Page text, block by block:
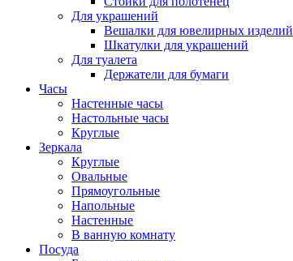
Для украшений
Вешалки для ювелирных изделий
Шкатулки для украшений
Для туалета
Держатели для бумаги
Часы
Настенные часы
Настольные часы
Круглые
Зеркала
Круглые
Овальные
Прямоугольные
Напольные
Настенные
В ванную комнату
Посуда